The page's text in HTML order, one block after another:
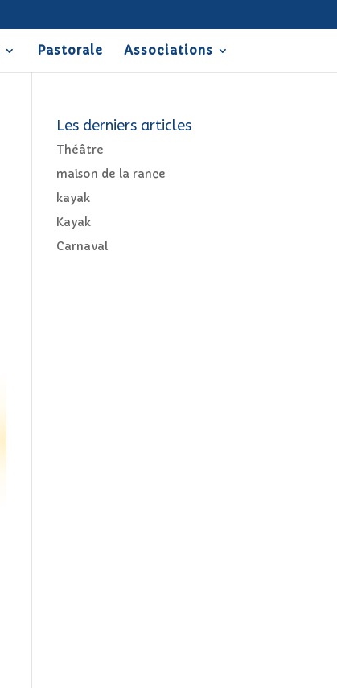
Pastorale Associations
Les derniers articles
Théâtre
maison de la rance
kayak
Kayak
Carnaval